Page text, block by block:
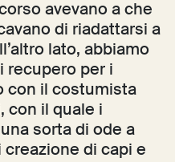
avevano a che
di riadattarsi a
lato, abbiamo
recupero per i
con il costumista
con il quale i
sorta di ode a
di capi e